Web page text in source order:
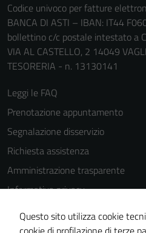
Codice univoco per fatture
BANCA DI ASTI – IBAN: IT44
bollettino c/c postale intestato a
VIA AL CASTELLO, 2 14049
TESORERIA - n. 13130141
Leggi le FAQ
Prenotazione appuntamento
Segnalazione disservizio
Richiesta assistenza
Amministrazione trasparente
Informativa privacy
Cookie Policy
Note legali
Questo sito utilizza cookie